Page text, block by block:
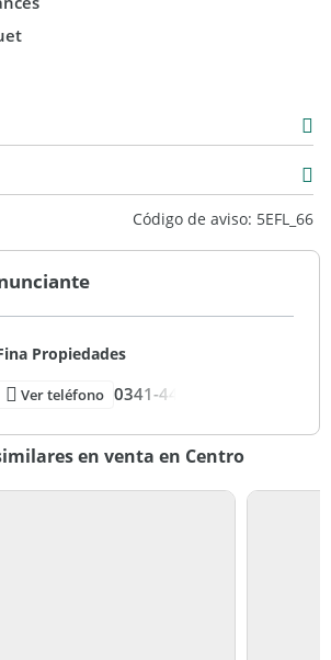
Venta
Código de aviso: 5EFL_66
Propiedades
Ver teléfono 0341-44
en venta en Centro